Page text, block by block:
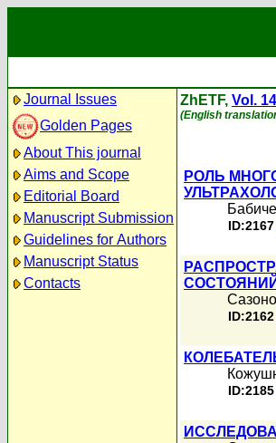
Journal Issues
Golden Pages
About This journal
Aims and Scope
Editorial Board
Manuscript Submission
Guidelines for Authors
Manuscript Status
Contacts
ZhETF, Vol.
(English
РОЛЬ
ID:2167
СОСТОЯНИЙ
ID:2162
ID:2185